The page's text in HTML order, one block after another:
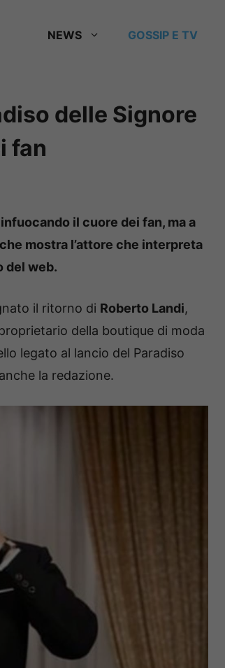
NEWS GOSSIP E TV
delle Signore
fan
il cuore dei fan, ma a
mostra l’attore che interpreta
del web.
il ritorno di Roberto Landi,
della boutique di moda
legato al lancio del Paradiso
la redazione.